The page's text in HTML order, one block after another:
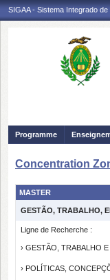
SIGAA - Sistema Integrado
Programme
Concentration
MASTER
GESTÃO, TRABALHO,
Ligne de Recherche :
› GESTÃO, TRABALHO
› POLÍTICAS,